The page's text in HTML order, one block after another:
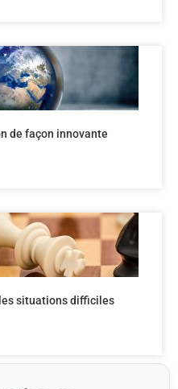
de façon innovante
situations difficiles